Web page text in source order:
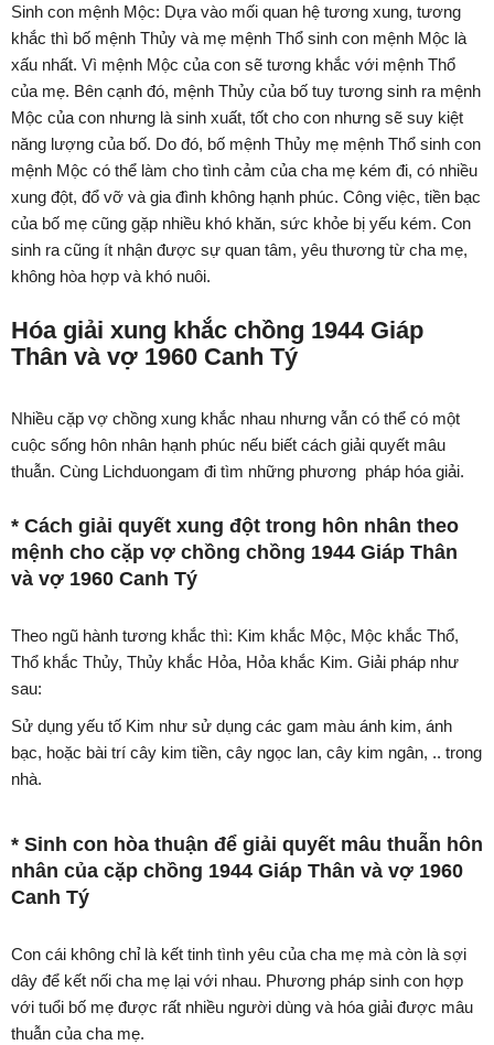
Sinh con mệnh Mộc: Dựa vào mối quan hệ tương xung, tương
khắc thì bố mệnh Thủy và mẹ mệnh Thổ sinh con mệnh Mộc là
xấu nhất. Vì mệnh Mộc của con sẽ tương khắc với mệnh Thổ
của mẹ. Bên cạnh đó, mệnh Thủy của bố tuy tương sinh ra mệnh
Mộc của con nhưng là sinh xuất, tốt cho con nhưng sẽ suy kiệt
năng lượng của bố. Do đó, bố mệnh Thủy mẹ mệnh Thổ sinh con
mệnh Mộc có thể làm cho tình cảm của cha mẹ kém đi, có nhiều
xung đột, đổ vỡ và gia đình không hạnh phúc. Công việc, tiền bạc
của bố mẹ cũng gặp nhiều khó khăn, sức khỏe bị yếu kém. Con
sinh ra cũng ít nhận được sự quan tâm, yêu thương từ cha mẹ,
không hòa hợp và khó nuôi.
Hóa giải xung khắc chồng 1944 Giáp
Thân và vợ 1960 Canh Tý
Nhiều cặp vợ chồng xung khắc nhau nhưng vẫn có thể có một
cuộc sống hôn nhân hạnh phúc nếu biết cách giải quyết mâu
thuẫn. Cùng Lichduongam đi tìm những phương pháp hóa giải.
* Cách giải quyết xung đột trong hôn nhân theo
mệnh cho cặp vợ chồng chồng 1944 Giáp Thân
và vợ 1960 Canh Tý
Theo ngũ hành tương khắc thì: Kim khắc Mộc, Mộc khắc Thổ,
Thổ khắc Thủy, Thủy khắc Hỏa, Hỏa khắc Kim. Giải pháp như
sau:
Sử dụng yếu tố Kim như sử dụng các gam màu ánh kim, ánh
bạc, hoặc bài trí cây kim tiền, cây ngọc lan, cây kim ngân, .. trong
nhà.
* Sinh con hòa thuận để giải quyết mâu thuẫn hôn
nhân của cặp chồng 1944 Giáp Thân và vợ 1960
Canh Tý
Con cái không chỉ là kết tinh tình yêu của cha mẹ mà còn là sợi
dây để kết nối cha mẹ lại với nhau. Phương pháp sinh con hợp
với tuổi bố mẹ được rất nhiều người dùng và hóa giải được mâu
thuẫn của cha mẹ.